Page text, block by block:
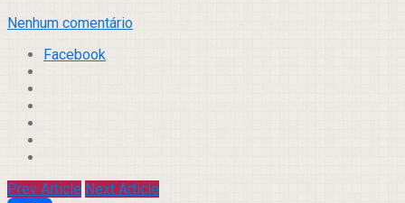
Nenhum comentário
Facebook
Prev Article Next Article